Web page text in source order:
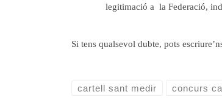
legitimació a la Federació,
Si tens qualsevol dubte, pots
cartell sant medir concurs